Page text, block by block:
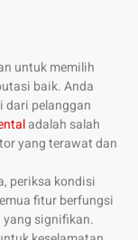
untuk memilih
baik. Anda
dari pelanggan
adalah salah
yang terawat dan
periksa kondisi
fitur berfungsi
yang signifikan.